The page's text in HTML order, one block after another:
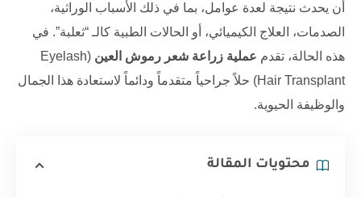
أن يحدث نتيجة لعدة عوامل، بما في ذلك الأسباب الوراثية،
الصدمات، العلاج الكيميائي، أو الحالات الطبية كالـ “ثعلبة”. في
هذه الحالة، تقدم عملية زراعة شعر رموش العين (
Eyelash
Hair Transplant) حلاً جراحياً متقدماً ودائماً لاستعادة هذا الجمال
والوظيفة الحيوية.
محتويات المقالة